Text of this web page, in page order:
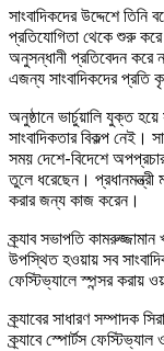
সাংবাদিকদের উদ্দেশে তিনি
প্রতিযোগিতা থেকে শুরু
অনুসন্ধানী প্রতিবেদন করে
এজন্য সাংবাদিকদের প্রতি
অনুষ্ঠানে ভার্চুয়ালি যুক্ত
সাংবাদিকতার বিকল্প নেই।
সময় দেশে-বিদেশে
তুলে ধরেছেন। প্রধানমন্ত্রী
করার জন্য কাজ করেন।
ক্র্যাব সভাপতি
উপস্থিত হওয়ায় সব
ফেস্টিভ্যালে স্পন্সর করায়
ক্র্যাবের সাধারণ সম্পাদক
ক্র্যাবে স্পোর্টস